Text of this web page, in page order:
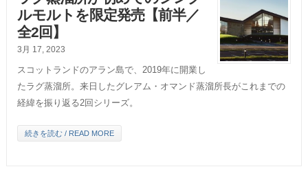
ルモルトを限定発売【前半／
全2回】
3月 17, 2023
スコットランドのアラン島で、2019年に開業し
たラグ蒸溜所。来日したグレアム・オマンド蒸溜所長がこれまでの
経緯を振り返る2回シリーズ。
続きを読む / READ MORE